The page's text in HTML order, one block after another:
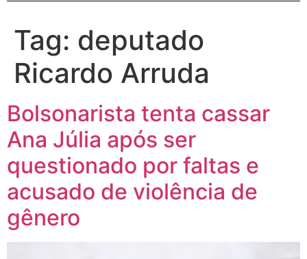
Tag: deputado
Ricardo Arruda
Bolsonarista tenta cassar
Ana Júlia após ser
questionado por faltas e
acusado de violência de
gênero